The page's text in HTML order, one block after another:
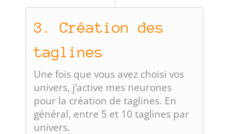
3. Création des
taglines
Une fois que vous avez choisi vos
univers, j’active mes neurones
pour la création de taglines. En
général, entre 5 et 10 taglines par
univers.